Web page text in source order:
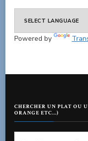
Powered by
CHERCHER UN PLAT OU
ORANGE ETC…)